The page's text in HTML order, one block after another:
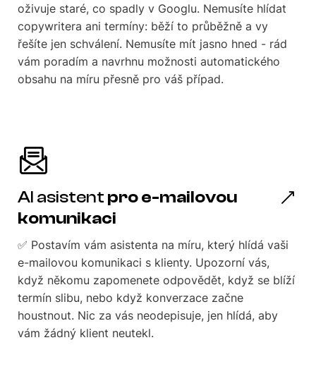
oživuje staré, co spadly v Googlu. Nemusíte hlídat
copywritera ani termíny: běží to průběžně a vy
řešíte jen schválení. Nemusíte mít jasno hned - rád
vám poradím a navrhnu možnosti automatického
obsahu na míru přesně pro váš případ.
AI asistent pro e-mailovou
komunikaci
✅ Postavím vám asistenta na míru, který hlídá vaši
e-mailovou komunikaci s klienty. Upozorní vás,
když někomu zapomenete odpovědět, když se blíží
termín slibu, nebo když konverzace začne
houstnout. Nic za vás neodepisuje, jen hlídá, aby
vám žádný klient neutekl.